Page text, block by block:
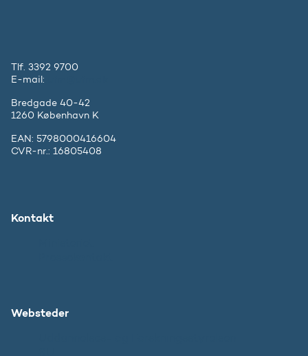
Tlf. 3392 9700
E-mail:
Bredgade 40-42
1260 København K
EAN: 5798000416604
CVR-nr.: 16805408
Kontakt
Websteder